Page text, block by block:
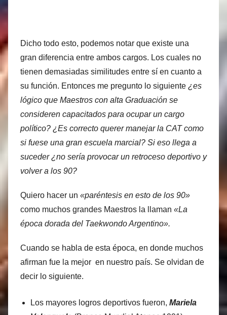
Dicho todo esto, podemos notar que existe una
gran diferencia entre ambos cargos. Los cuales no
tienen demasiadas similitudes entre sí en cuanto a
su función. Entonces me pregunto lo siguiente ¿es
lógico que Maestros con alta Graduación se
consideren capacitados para ocupar un cargo
político? ¿Es correcto querer manejar la CAT como
si fuese una gran escuela marcial? Si eso llega a
suceder ¿no sería provocar un retroceso deportivo y
volver a los 90?
Quiero hacer un «paréntesis en esto de los 90»
como muchos grandes Maestros la llaman «La
época dorada del Taekwondo Argentino».
Cuando se habla de esta época, en donde muchos
afirman fue la mejor en nuestro país. Se olvidan de
decir lo siguiente.
Los mayores logros deportivos fueron, Mariela